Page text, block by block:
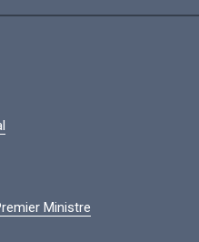
Ministre